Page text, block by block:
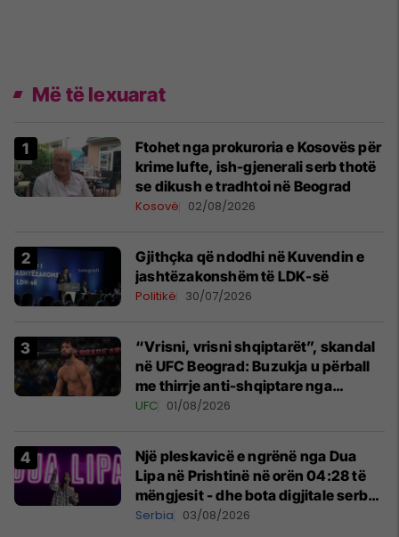
Më të lexuarat
Ftohet nga prokuroria e Kosovës për
krime lufte, ish-gjenerali serb thotë
se dikush e tradhtoi në Beograd
Kosovë 02/08/2026
Gjithçka që ndodhi në Kuvendin e
jashtëzakonshëm të LDK-së
Politikë 30/07/2026
“Vrisni, vrisni shqiptarët”, skandal
në UFC Beograd: Buzukja u përball
me thirrje anti-shqiptare nga
tribunat
UFC 01/08/2026
Një pleskavicë e ngrënë nga Dua
Lipa në Prishtinë në orën 04:28 të
mëngjesit - dhe bota digjitale serbe
shpall gjendjen e luftës
Serbia 03/08/2026